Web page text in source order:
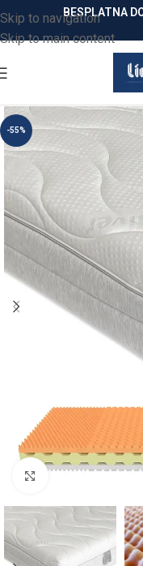
Skip to navigation
Skip to main content
BESPLATNA
-55%
Click to enlarge